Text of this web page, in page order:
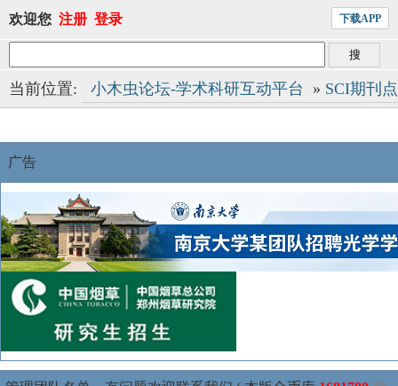
欢迎您 注册 登录 下载APP
当前位置: 小木虫论坛-学术科研互动平台 » SCI期刊
广告